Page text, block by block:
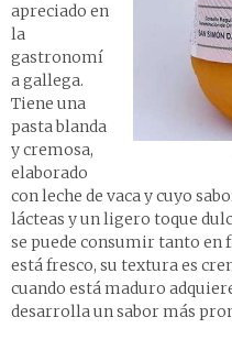
apreciado en
la
gastronomí
a gallega.
Tiene una
pasta blanda
y cremosa,
elaborado
con leche de vaca y cuyo
lácteas y un ligero toque
se puede consumir tanto en
está fresco, su textura es
cuando está maduro
desarrolla un sabor más